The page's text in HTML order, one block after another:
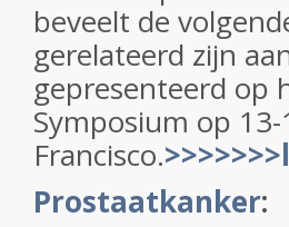
beveelt de
gerelateerd zijn
gepresenteerd op
Symposium op
Francisco.
Prostaatkanker: